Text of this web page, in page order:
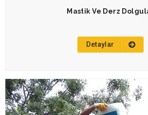
Mastik Ve Derz
Detaylar